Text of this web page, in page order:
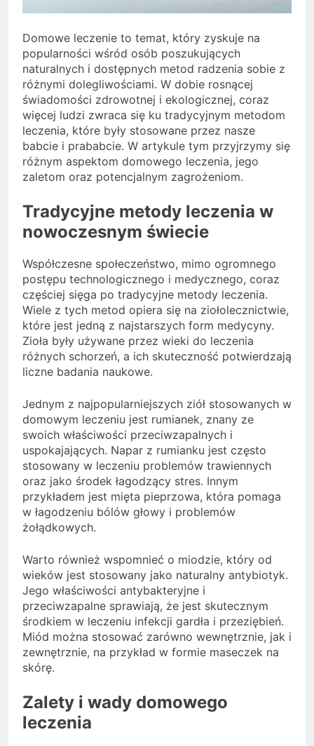
Domowe leczenie to temat, który zyskuje na
popularności wśród osób poszukujących
naturalnych i dostępnych metod radzenia sobie z
różnymi dolegliwościami. W dobie rosnącej
świadomości zdrowotnej i ekologicznej, coraz
więcej ludzi zwraca się ku tradycyjnym metodom
leczenia, które były stosowane przez nasze
babcie i prababcie. W artykule tym przyjrzymy się
różnym aspektom domowego leczenia, jego
zaletom oraz potencjalnym zagrożeniom.
Tradycyjne metody leczenia w
nowoczesnym świecie
Współczesne społeczeństwo, mimo ogromnego
postępu technologicznego i medycznego, coraz
częściej sięga po tradycyjne metody leczenia.
Wiele z tych metod opiera się na ziołolecznictwie,
które jest jedną z najstarszych form medycyny.
Zioła były używane przez wieki do leczenia
różnych schorzeń, a ich skuteczność potwierdzają
liczne badania naukowe.
Jednym z najpopularniejszych ziół stosowanych w
domowym leczeniu jest rumianek, znany ze
swoich właściwości przeciwzapalnych i
uspokajających. Napar z rumianku jest często
stosowany w leczeniu problemów trawiennych
oraz jako środek łagodzący stres. Innym
przykładem jest mięta pieprzowa, która pomaga
w łagodzeniu bólów głowy i problemów
żołądkowych.
Warto również wspomnieć o miodzie, który od
wieków jest stosowany jako naturalny antybiotyk.
Jego właściwości antybakteryjne i
przeciwzapalne sprawiają, że jest skutecznym
środkiem w leczeniu infekcji gardła i przeziębień.
Miód można stosować zarówno wewnętrznie, jak i
zewnętrznie, na przykład w formie maseczek na
skórę.
Zalety i wady domowego
leczenia